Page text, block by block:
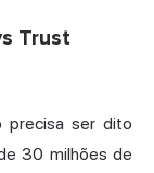
Trust
precisa ser dito
30 milhões de